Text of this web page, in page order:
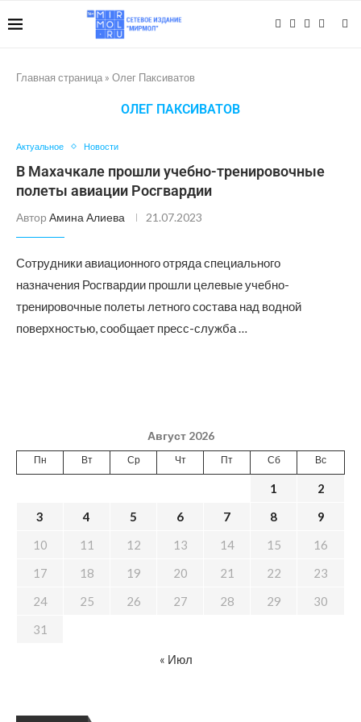
Главная страница » Олег Паксиватов
ОЛЕГ ПАКСИВАТОВ
Актуальное Новости
В Махачкале прошли учебно-тренировочные
полеты авиации Росгвардии
Автор Амина Алиева 21.07.2023
Сотрудники авиационного отряда специального
назначения Росгвардии прошли целевые учебно-
тренировочные полеты летного состава над водной
поверхностью, сообщает пресс-служба …
Август 2026
Пн Вт Ср Чт Пт Сб Вс
1
2
3
4 5 6 7 8
9
10
11 12 13 14 15
16
17
18 19 20 21 22
23
24
25 26 27 28 29
30
31
« Июл